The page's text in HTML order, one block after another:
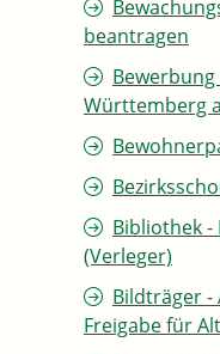
beantragen
Württemberg
Bibliothek -
(Verleger)
Bildträger -
Freigabe für